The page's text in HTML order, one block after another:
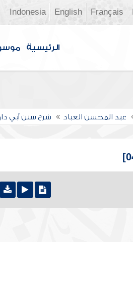
Français
English
Indonesia
الرئيسية
عبد المحسن العباد شرح سنن أبي